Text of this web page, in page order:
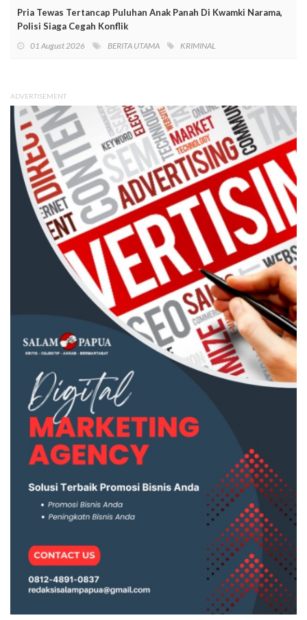
Pria Tewas Tertancap Puluhan Anak Panah Di Kwamki Narama,
Polisi Siaga Cegah Konflik
01 August 2026 BERITA UTAMA KRIMINAL
ADVERTISEMENT